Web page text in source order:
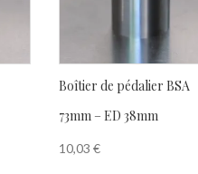
Boîtier de pédalier BSA
73mm – ED 38mm
10,03€